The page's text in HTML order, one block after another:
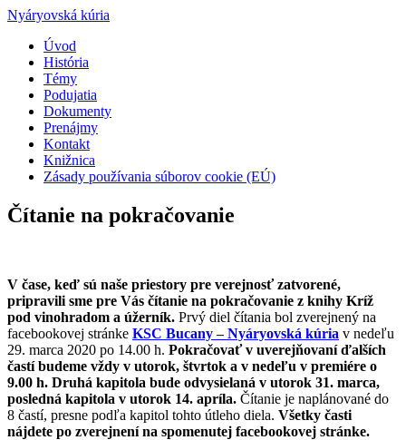
Nyáryovská kúria
Úvod
História
Témy
Podujatia
Dokumenty
Prenájmy
Kontakt
Knižnica
Zásady používania súborov cookie (EÚ)
Čítanie na pokračovanie
V čase, keď sú naše priestory pre verejnosť zatvorené,
pripravili sme pre Vás čítanie na pokračovanie z knihy Kríž
pod vinohradom a úžerník. Prvý diel čítania bol zverejnený na
facebookovej stránke KSC Bucany – Nyáryovská kúria v nedeľu
29. marca 2020 po 14.00 h. Pokračovať v uverejňovaní ďalších
častí budeme vždy v utorok, štvrtok a v nedeľu v premiére o
9.00 h. Druhá kapitola bude odvysielaná v utorok 31. marca,
posledná kapitola v utorok 14. apríla. Čítanie je naplánované do
8 častí, presne podľa kapitol tohto útleho diela. Všetky časti
nájdete po zverejnení na spomenutej facebookovej stránke.